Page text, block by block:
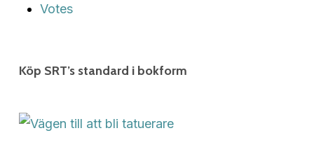
Votes
Köp SRT’s standard i bokform